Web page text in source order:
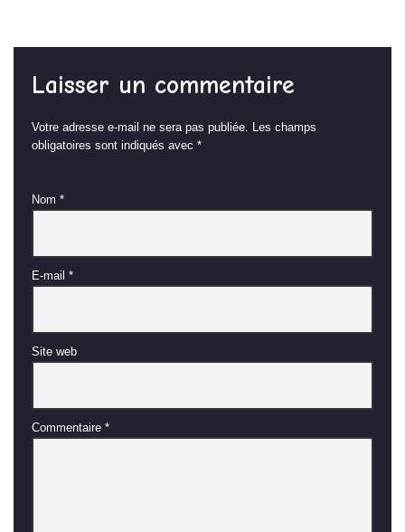
Laisser un commentaire
Votre adresse e-mail ne sera pas publiée.
Les champs
obligatoires sont indiqués avec *
Nom *
E-mail *
Site web
Commentaire *